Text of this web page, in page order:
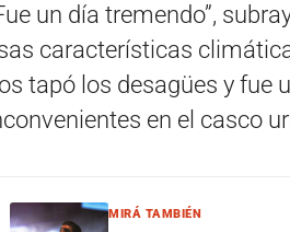
un día tremendo”,
características
tapó los desagües y fue
en el casco
MIRÁ TAMBIÉN